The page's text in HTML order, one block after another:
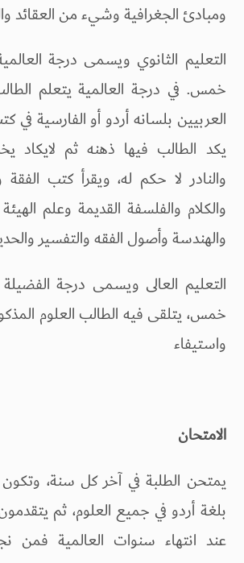
ومبادئ الجغرافية وشيء من العقائد
التعليم الثانوي ويسمى درجة
خمس. في درجة العالمية يتعلم
العربيين بلسانه أردو أو الفارسية
يكد الطالب فيها ذهنه ثم لايكاد
والنادر لا حكم له، ويقرأ كتب الفقة
والكلام والفلسفة القديمة وعلم
والهندسة وأصول الفقه والتفسير
التعليم العالى ويسمى درجة
خمس، يتلقى فيه الطالب العلوم
واستيفاء
الامتحان
يمتحن الطلبة في آخر كل سنة، وتكون
بلغة أردو في جميع العلوم، ثم يتقدمون
عند انتهاء سنوات العالمية فمن